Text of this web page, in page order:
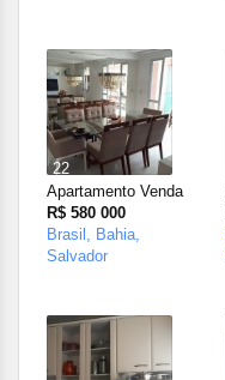
22
Apartamento Venda
R$ 580 000
Brasil, Bahia,
Salvador